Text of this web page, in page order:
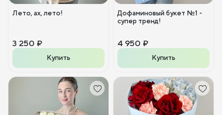
Лето, ах, лето!
3 250 ₽
Купить
Дофаминовый букет №1 -
супер тренд!
4 950 ₽
Купить